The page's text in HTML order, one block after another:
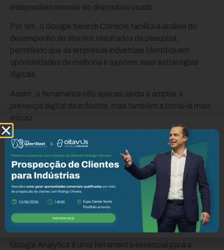
independentemente do dispositivo usado.
Por fim, o Google Search Console facilita a análise do
desempenho do site nos resultados de pesquisa,
permitindo que as empresas industriais identifiquem
oportunidades de melhoria e ajustem suas estratégias
digitais.
Assim, a ferramenta não apenas ajuda a ampliar a
presença digital da indústria, mas também a torná-la mais
eficaz.
Como resultado, aumentando então, o alcance e atração
de um público mais amplo e relevante. Logo, o digital e
Google são os dois grandes pilares para a indústria.
O que é Google Analytics?
Descubra tudo para
indústria
Google Analytics é uma ferramenta essencial para a